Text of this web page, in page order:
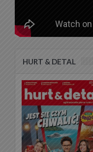
HURT & DETAL